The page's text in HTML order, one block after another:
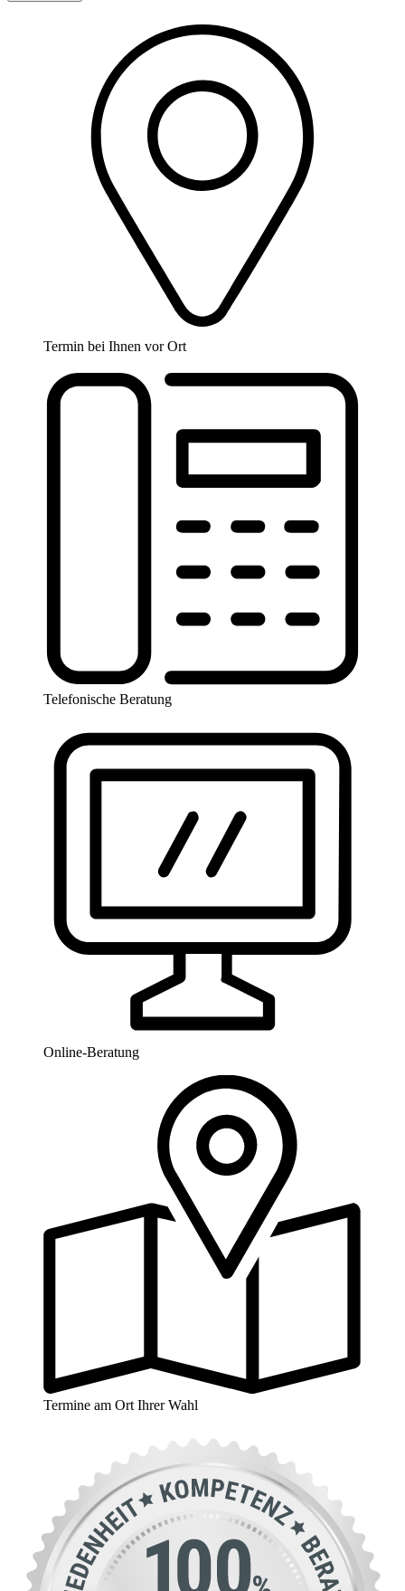
Termin bei Ihnen vor Ort
Telefonische Beratung
Online-Beratung
Termine am Ort Ihrer Wahl